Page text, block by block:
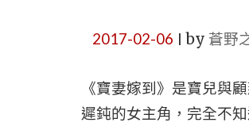
2017-02-06 by 蒼野
《寶妻嫁到》是寶兒與
遲鈍的女主角，完全不